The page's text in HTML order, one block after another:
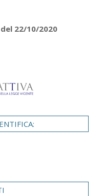
22/10/2020